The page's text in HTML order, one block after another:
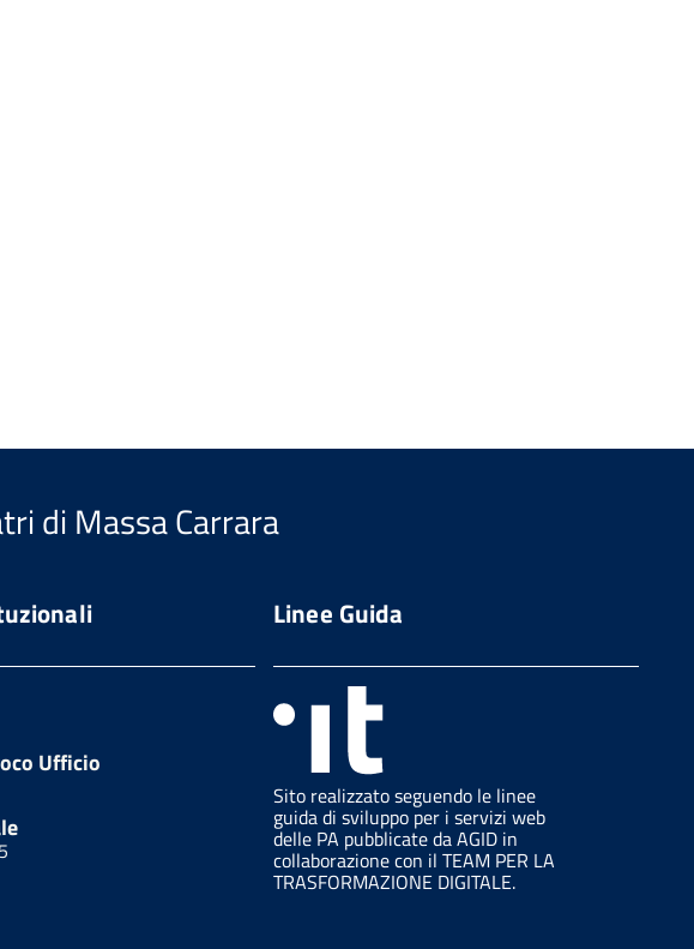
di Massa Carrara
Ufficio
Linee Guida
Sito realizzato seguendo le linee
guida di sviluppo per i servizi web
delle PA pubblicate da AGID in
collaborazione con il TEAM PER LA
TRASFORMAZIONE DIGITALE.